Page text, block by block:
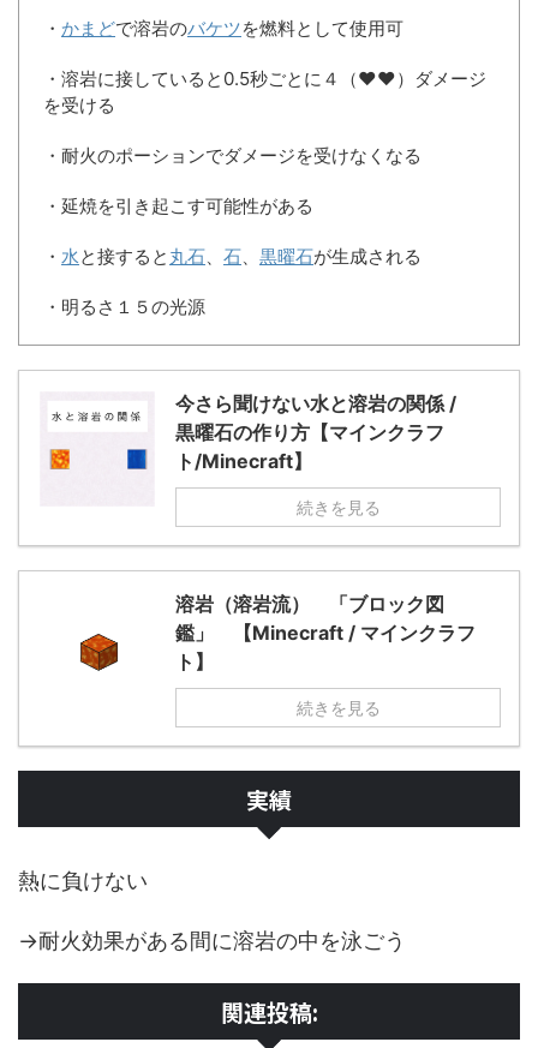
・ かまどで溶岩のバケツを燃料として使用可
・溶岩に接していると0.5秒ごとに４（♥♥）ダメージ
を受ける
・耐火のポーションでダメージを受けなくなる
・延焼を引き起こす可能性がある
・ 水と接すると 丸石、 石、 黒曜石が生成される
・明るさ１５の光源
今さら聞けない水と溶岩の関係 /
黒曜石の作り方【マインクラフ
ト/Minecraft】
続きを見る
溶岩（溶岩流） 「ブロック図
鑑」 【Minecraft / マインクラフ
ト】
続きを見る
実績
熱に負けない
→耐火効果がある間に溶岩の中を泳ごう
関連投稿: